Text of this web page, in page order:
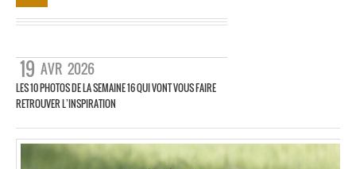
19 AVR 2026
LES 10 PHOTOS DE LA SEMAINE 16 QUI VONT VOUS FAIRE
RETROUVER L’INSPIRATION